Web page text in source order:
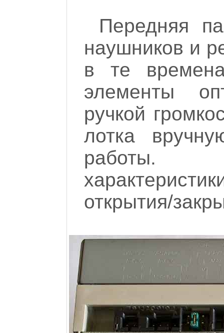
Передняя
наушников и
в те
элементы
ручкой
лотка
работы.
открытия/